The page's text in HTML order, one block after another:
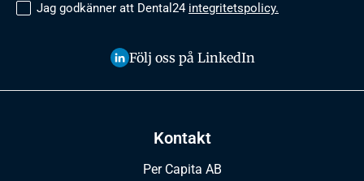
Kontakt
Per Capita AB
Jag godkänner att Dental24 integritetspolicy.
Följ oss på LinkedIn